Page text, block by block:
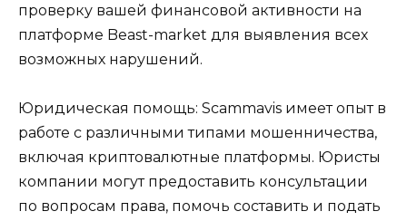
проверку вашей финансовой активности на
платформе Beast-market для выявления всех
возможных нарушений.
Юридическая помощь: Scammavis имеет опыт в
работе с различными типами мошенничества,
включая криптовалютные платформы. Юристы
компании могут предоставить консультации
по вопросам права, помочь составить и подать